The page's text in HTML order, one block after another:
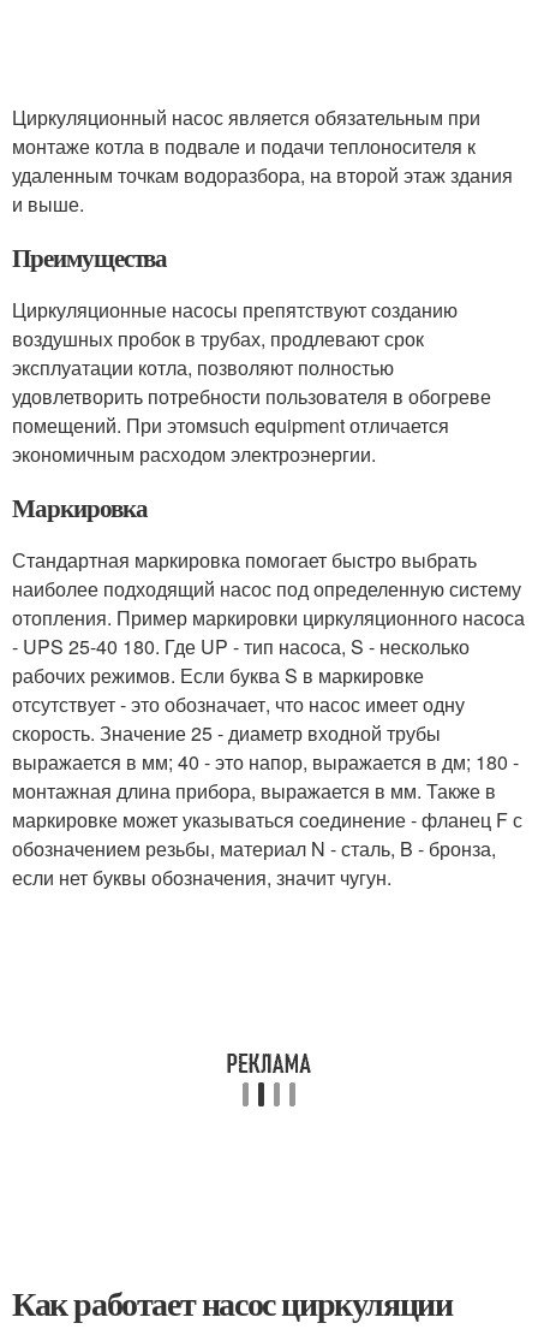
Циркуляционный насос является обязательным при
монтаже котла в подвале и подачи теплоносителя к
удаленным точкам водоразбора, на второй этаж здания
и выше.
Преимущества
Циркуляционные насосы препятствуют созданию
воздушных пробок в трубах, продлевают срок
эксплуатации котла, позволяют полностью
удовлетворить потребности пользователя в обогреве
помещений. При этомsuch equipment отличается
экономичным расходом электроэнергии.
Маркировка
Стандартная маркировка помогает быстро выбрать
наиболее подходящий насос под определенную систему
отопления. Пример маркировки циркуляционного насоса
- UPS 25-40 180. Где UP - тип насоса, S - несколько
рабочих режимов. Если буква S в маркировке
отсутствует - это обозначает, что насос имеет одну
скорость. Значение 25 - диаметр входной трубы
выражается в мм; 40 - это напор, выражается в дм; 180 -
монтажная длина прибора, выражается в мм. Также в
маркировке может указываться соединение - фланец F с
обозначением резьбы, материал N - сталь, B - бронза,
если нет буквы обозначения, значит чугун.
Как работает насос циркуляции